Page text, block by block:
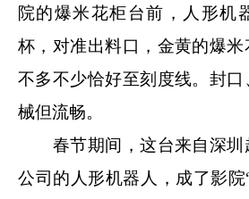
院的爆米花柜台前，人形机
杯，对准出料口，金黄的爆米
不多不少恰好至刻度线。封
械但流畅。
春节期间，这台来自深圳
公司的人形机器人，成了影